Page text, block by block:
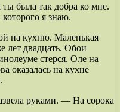
была так добра ко мне.
я знаю.
на кухню. Маленькая
лет двадцать. Обои
стерся. Оле на
оказалась на кухне
руками. — На сорока